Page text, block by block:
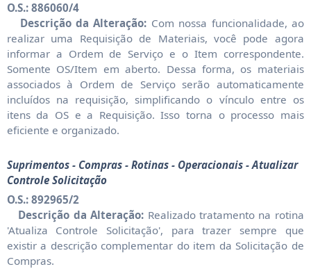
O.S.: 886060/4
Descrição da Alteração: Com nossa funcionalidade, ao
realizar uma Requisição de Materiais, você pode agora
informar a Ordem de Serviço e o Item correspondente.
Somente OS/Item em aberto. Dessa forma, os materiais
associados à Ordem de Serviço serão automaticamente
incluídos na requisição, simplificando o vínculo entre os
itens da OS e a Requisição. Isso torna o processo mais
eficiente e organizado.
Suprimentos - Compras - Rotinas - Operacionais - Atualizar
Controle Solicitação
O.S.: 892965/2
Descrição da Alteração: Realizado tratamento na rotina
'Atualiza Controle Solicitação', para trazer sempre que
existir a descrição complementar do item da Solicitação de
Compras.